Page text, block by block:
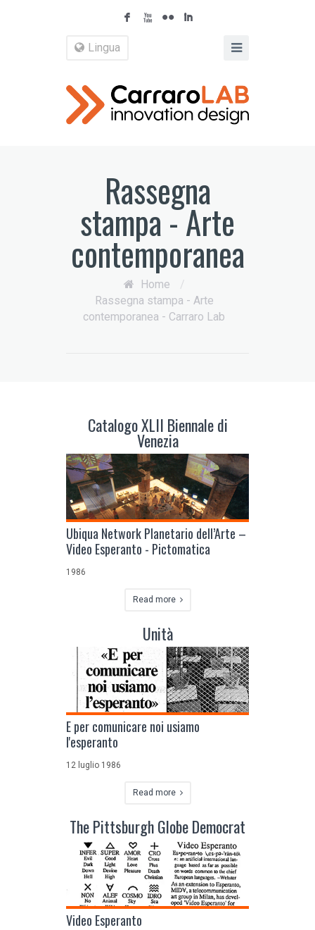
F X N I
Lingua
Rassegna
stampa - Arte
contemporanea
Home
/
Rassegna stampa - Arte
contemporanea - Carraro Lab
Catalogo XLII Biennale di
Venezia
Ubiqua Network Planetario dell’Arte –
Video Esperanto - Pictomatica
1986
Read more
Unità
E per comunicare noi usiamo
l'esperanto
12 luglio 1986
Read more
The Pittsburgh Globe Democrat
Video Esperanto